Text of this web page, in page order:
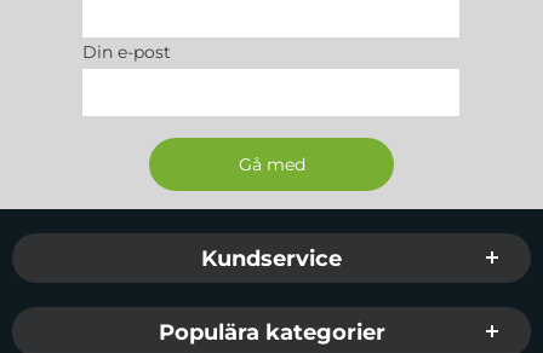
Din e-post
Sidfot Blandad info och länkar
Kundservice
Populära kategorier